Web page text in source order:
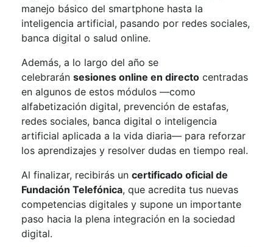
manejo básico del smartphone hasta la
inteligencia artificial, pasando por redes sociales,
banca digital o salud online.
Además, a lo largo del año se
celebrarán sesiones online en directo centradas
en algunos de estos módulos —como
alfabetización digital, prevención de estafas,
redes sociales, banca digital o inteligencia
artificial aplicada a la vida diaria— para reforzar
los aprendizajes y resolver dudas en tiempo real.
Al finalizar, recibirás un certificado oficial de
Fundación Telefónica, que acredita tus nuevas
competencias digitales y supone un importante
paso hacia la plena integración en la sociedad
digital.